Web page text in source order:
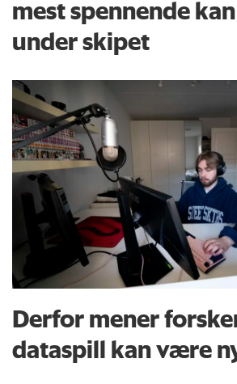
mest spennende
under skipet
Derfor mener
dataspill kan være